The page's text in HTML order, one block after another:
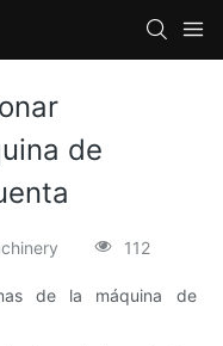
de
112
de la máquina de